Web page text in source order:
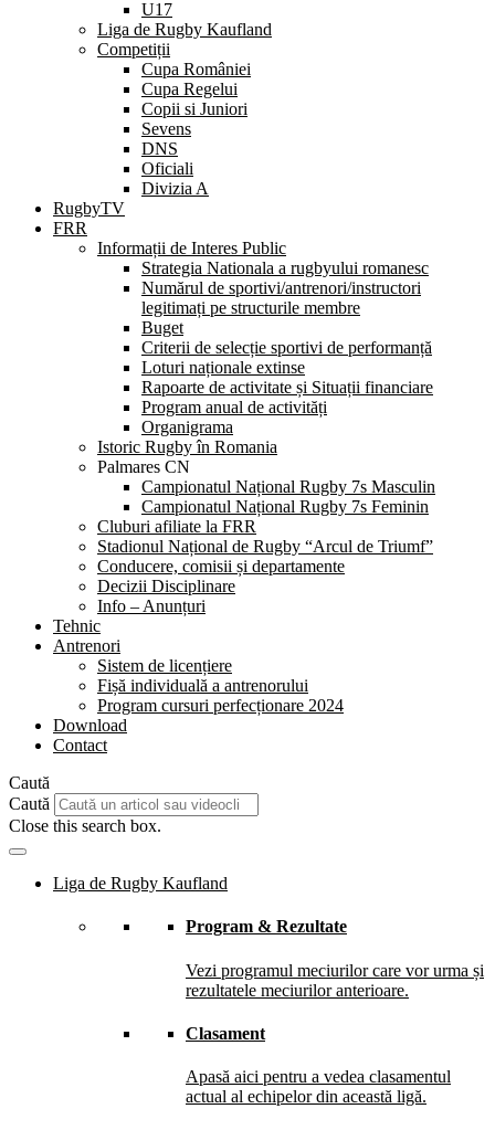
U17
Liga de Rugby Kaufland
Competiții
Cupa României
Cupa Regelui
Copii si Juniori
Sevens
DNS
Oficiali
Divizia A
RugbyTV
FRR
Informații de Interes Public
Strategia Nationala a rugbyului romanesc
Numărul de sportivi/antrenori/instructori
legitimați pe structurile membre
Buget
Criterii de selecție sportivi de performanță
Loturi naționale extinse
Rapoarte de activitate și Situații financiare
Program anual de activități
Organigrama
Istoric Rugby în Romania
Palmares CN
Campionatul Național Rugby 7s Masculin
Campionatul Național Rugby 7s Feminin
Cluburi afiliate la FRR
Stadionul Național de Rugby “Arcul de Triumf”
Conducere, comisii și departamente
Decizii Disciplinare
Info – Anunțuri
Tehnic
Antrenori
Sistem de licențiere
Fișă individuală a antrenorului
Program cursuri perfecționare 2024
Download
Contact
Caută
Caută
Close this search box.
Liga de Rugby Kaufland
Program & Rezultate
Vezi programul meciurilor care vor urma și
rezultatele meciurilor anterioare.
Clasament
Apasă aici pentru a vedea clasamentul
actual al echipelor din această ligă.